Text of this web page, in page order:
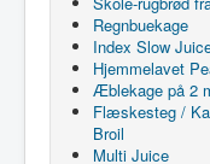
Regnbuekage
Index Slow
Hjemmelavet
Æblekage på 2
Flæskesteg /
Broil
Multi Juice